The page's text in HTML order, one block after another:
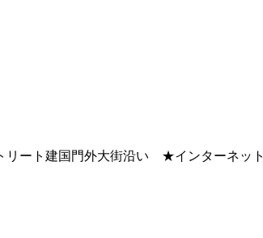
リート建国門外大街沿い ★インターネット